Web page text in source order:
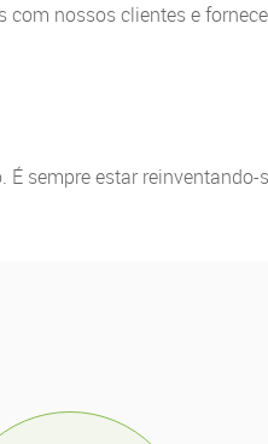
nossos clientes e
sempre estar